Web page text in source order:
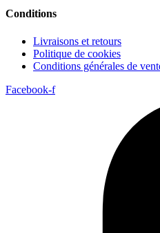
Conditions
Livraisons et retours
Politique de cookies
Conditions générales de
Facebook-f